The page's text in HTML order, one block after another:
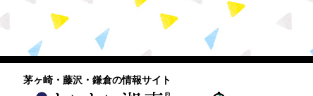
茅ヶ崎・藤沢・鎌倉の情報サイト